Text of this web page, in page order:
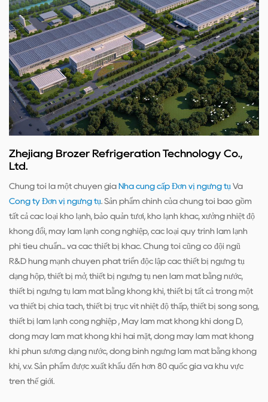
Zhejiang Brozer Refrigeration Technology Co.,
Ltd.
Chúng tôi là một chuyên gia Nhà cung cấp Đơn vị ngưng tụ Và
Công ty Đơn vị ngưng tụ. Sản phẩm chính của chúng tôi bao gồm
tất cả các loại kho lạnh, bảo quản tươi, kho lạnh khác, xưởng nhiệt độ
không đổi, máy làm lạnh công nghiệp, các loại quy trình làm lạnh
phi tiêu chuẩn... và các thiết bị khác. Chúng tôi cũng có đội ngũ
R&D hùng mạnh chuyên phát triển độc lập các thiết bị ngưng tụ
dạng hộp, thiết bị mở, thiết bị ngưng tụ nén làm mát bằng nước,
thiết bị ngưng tụ làm mát bằng không khí, thiết bị tất cả trong một
và thiết bị chia tách, thiết bị trục vít nhiệt độ thấp, thiết bị song song,
thiết bị làm lạnh công nghiệp , Máy làm mát không khí dòng D,
dòng máy làm mát không khí hai mặt, dòng máy làm mát không
khí phun sương dạng nước, dòng bình ngưng làm mát bằng không
khí, v.v. Sản phẩm được xuất khẩu đến hơn 80 quốc gia và khu vực
trên thế giới.